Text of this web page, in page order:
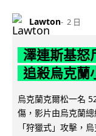
Lawton 2 日
澤連斯基怒
追殺烏克蘭
烏克蘭克爾松一名
傷，影片由烏克蘭
「狩獵式」攻擊，